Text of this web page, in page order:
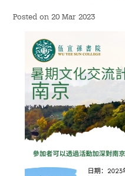
Contact Us
Admission – Why WYS
The Sunny College
Creativity Laboratory
Posted on 20 Mar 2023